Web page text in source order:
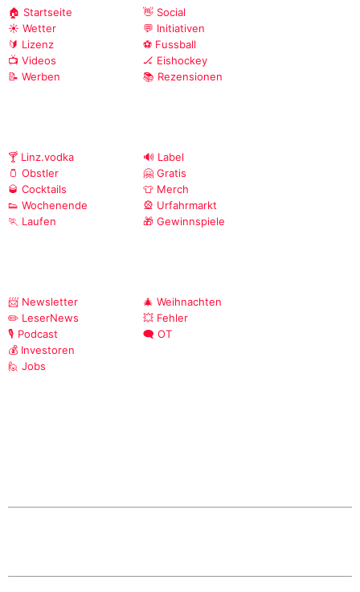
🏠 Startseite
☀️ Wetter
🔰 Lizenz
📺 Videos
📝 Werben
👋 Social
💬 Initiativen
⚽ Fussball
🏒 Eishockey
📚 Rezensionen
🍸 Linz.vodka
🫙 Obstler
🥃 Cocktails
👟 Wochenende
🏃 Laufen
🔊 Label
🤗 Gratis
👕 Merch
🎡 Urfahrmarkt
🎁 Gewinnspiele
📨 Newsletter
✏️ LeserNews
🎙️ Podcast
💰 Investoren
🙋 Jobs
🎄 Weihnachten
💥 Fehler
🗨️ OT